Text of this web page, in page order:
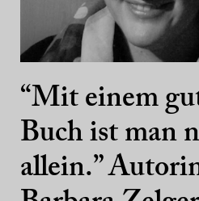
“Mit einem
Buch ist man
allein.”